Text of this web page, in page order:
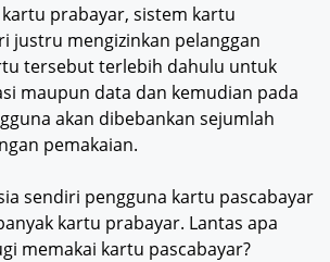
prabayar, sistem kartu
justru mengizinkan pelanggan
tersebut terlebih dahulu untuk
maupun data dan kemudian pada
akan dibebankan sejumlah
pemakaian.
sendiri pengguna kartu pascabayar
kartu prabayar. Lantas apa
memakai kartu pascabayar?